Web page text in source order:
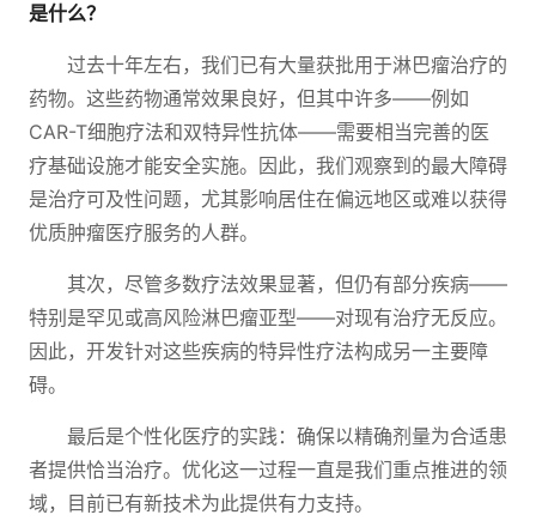
是什么？
过去十年左右，我们已有大量获批用于淋巴瘤治疗的
药物。这些药物通常效果良好，但其中许多——例如
CAR-T细胞疗法和双特异性抗体——需要相当完善的医
疗基础设施才能安全实施。因此，我们观察到的最大障碍
是治疗可及性问题，尤其影响居住在偏远地区或难以获得
优质肿瘤医疗服务的人群。
其次，尽管多数疗法效果显著，但仍有部分疾病——
特别是罕见或高风险淋巴瘤亚型——对现有治疗无反应。
因此，开发针对这些疾病的特异性疗法构成另一主要障
碍。
最后是个性化医疗的实践：确保以精确剂量为合适患
者提供恰当治疗。优化这一过程一直是我们重点推进的领
域，目前已有新技术为此提供有力支持。